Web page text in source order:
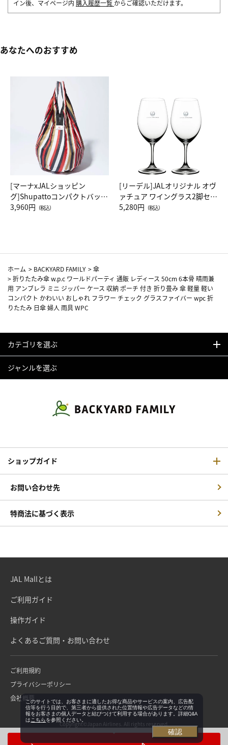
イン後、マイページ内 購入履歴一覧 からご確認いただけます。
あなたへのおすすめ
[マーナxJALショッピン
グ]Shupattoコンパクトバッグ
Drop JAL客室乗務員（LC）ス
3,960円 （税込）
[リーデル]JALオリジナル オヴ
ァチュア ワイングラス2脚セッ
ト（レッドワイン）
5,280円 （税込）
ホーム > BACKYARD FAMILY >傘
>折りたたみ傘 w.p.c ワールドパーティ 通販 レディース 50cm 6本骨 晴雨兼
用 アンブレラ ミニ ジッパー ケース 収納 ポーチ 付き 折り畳み 傘 軽量 軽い
コンパクト かわいい おしゃれ フラワー チェック グラスファイバー wpc 折
りたたみ 日傘 婦人 雨具 WPC
カテゴリを選ぶ
ジャンルを選ぶ
ショップガイド
お問い合わせ先
特商法に基づく表示
JAL Mallとは
ご利用ガイド
操作ガイド
よくあるご質問・お問い合わせ
ご利用規約
プライバシーポリシー
会社概要
Copyright©Japan Airlines. All rights reserved.
このサイトでは、お客さまに適したお得な商品やサービスの案内、広告配
信等を行う目的で、第三者から提供された位置情報や広告データなどの情
報をお客さまの個人データと結びつけて利用する場合があります。詳細Q&A
は こちらを参照ください。
確認